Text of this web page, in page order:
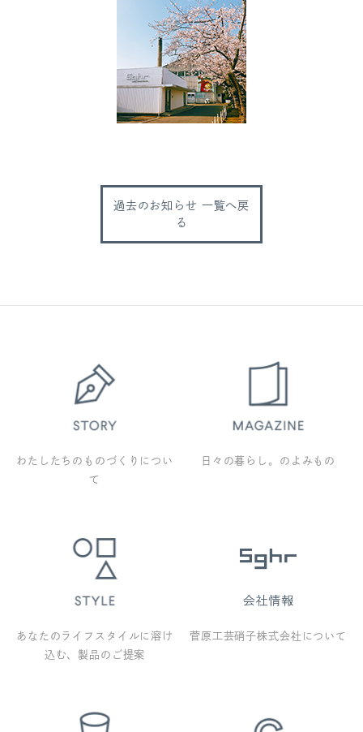
過去のお知らせ 一覧へ戻
る
わたしたちのものづくりについ
て
日々の暮らし。のよみもの
あなたのライフスタイルに溶け
込む、製品のご提案
菅原工芸硝子株式会社について